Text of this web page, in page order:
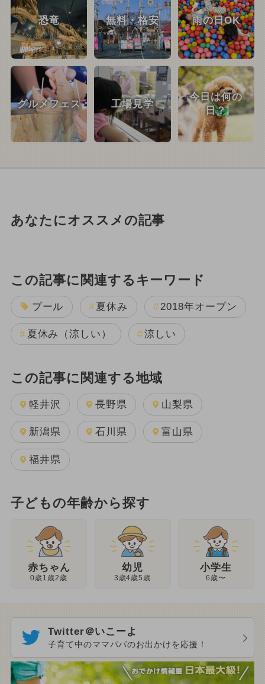
恐竜 無料・格安 雨の日OK
グルメフェス 工場見学
今日は何の
日？
あなたにオススメの記事
この記事に関連するキーワード
プール 夏休み 2018年オープン
夏休み（涼しい） 涼しい
この記事に関連する地域
軽井沢 長野県 山梨県
新潟県 石川県 富山県
福井県
子どもの年齢から探す
赤ちゃん
0歳1歳2歳
幼児
3歳4歳5歳
小学生
6歳〜
Twitter＠いこーよ
子育て中のママパパのお出かけを応援！